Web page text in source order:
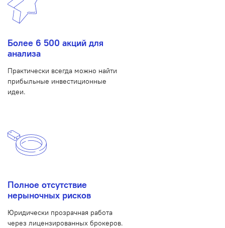
Более 6 500 акций для
анализа
Практически всегда можно найти
прибыльные инвестиционные
идеи.
Полное отсутствие
нерыночных рисков
Юридически прозрачная работа
через лицензированных брокеров.